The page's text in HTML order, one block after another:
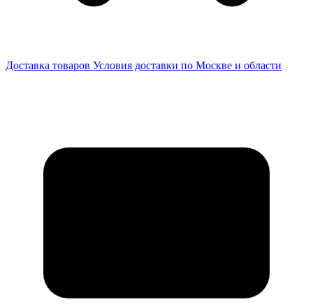
Доставка товаров Условия доставки по Москве и области